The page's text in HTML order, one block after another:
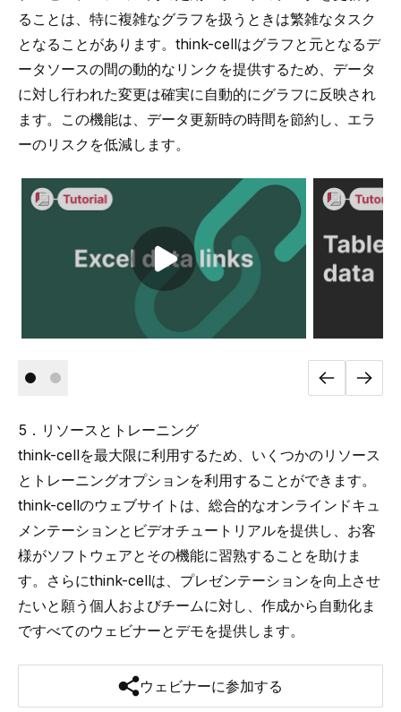
ることは、特に複雑なグラフを扱うときは繁雑なタスク
となることがあります。think-cellはグラフと元となるデ
ータソースの間の動的なリンクを提供するため、データ
に対し行われた変更は確実に自動的にグラフに反映され
ます。この機能は、データ更新時の時間を節約し、エラ
ーのリスクを低減します。
Play video
5．リソースとトレーニング
think-cellを最大限に利用するため、いくつかのリソース
とトレーニングオプションを利用することができます。
think-cellのウェブサイトは、総合的なオンラインドキュ
メンテーションとビデオチュートリアルを提供し、お客
様がソフトウェアとその機能に習熟することを助けま
す。さらにthink-cellは、プレゼンテーションを向上させ
たいと願う個人およびチームに対し、作成から自動化ま
ですべてのウェビナーとデモを提供します。
ウェビナーに参加する